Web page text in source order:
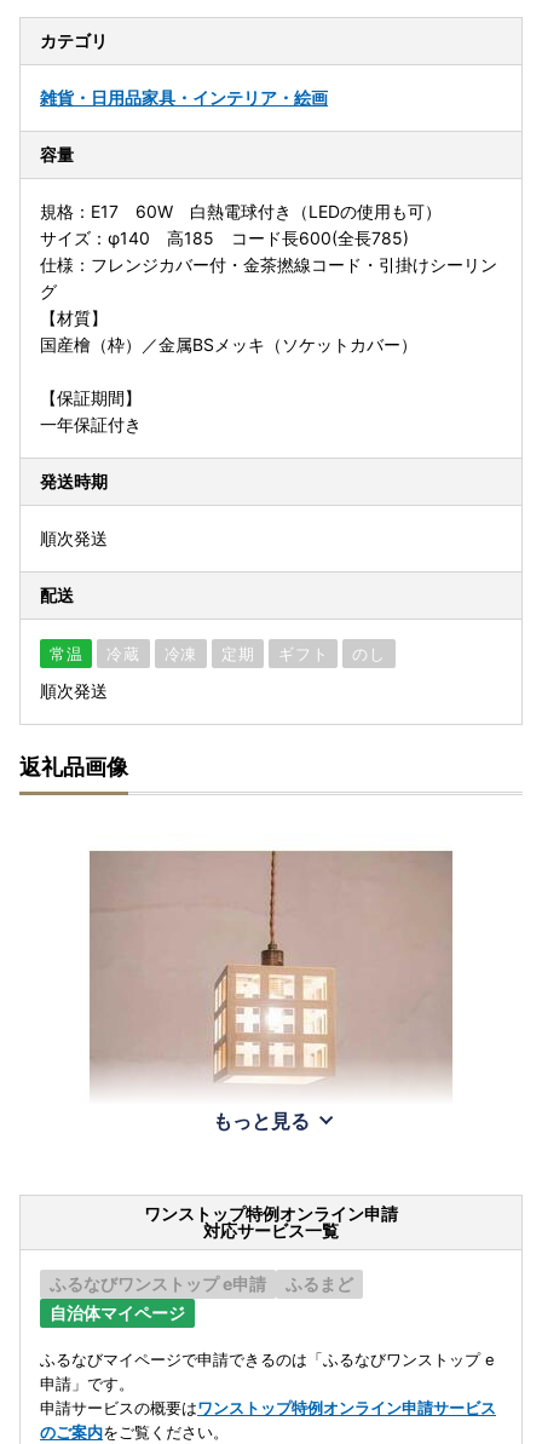
カテゴリ
雑貨・日用品家具・インテリア・絵画
容量
規格：E17 60W 白熱電球付き（LEDの使用も可）
サイズ：φ140 高185 コード長600(全長785)
仕様：フレンジカバー付・金茶撚線コード・引掛けシーリン
グ
【材質】
国産檜（枠）／金属BSメッキ（ソケットカバー）
【保証期間】
一年保証付き
発送時期
順次発送
配送
常温 冷蔵 冷凍 定期 ギフト のし
順次発送
返礼品画像
もっと見る
ワンストップ特例オンライン申請
対応サービス一覧
ふるなびワンストップ e申請
ふるまど
自治体マイページ
ふるなびマイページで申請できるのは「ふるなびワンストップ e
申請」です。
申請サービスの概要はワンストップ特例オンライン申請サービス
のご案内をご覧ください。